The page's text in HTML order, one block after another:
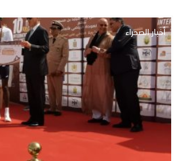
أخبار الصحراء